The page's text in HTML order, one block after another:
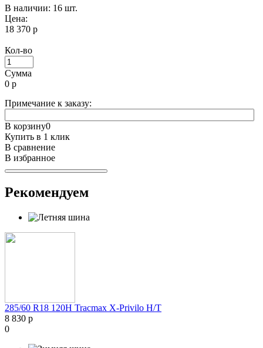
В наличии: 16 шт.
Цена:
18 370 р
Кол-во
Сумма
0 р
Примечание к заказу:
В корзину0
Купить в 1 клик
В сравнение
В избранное
Рекомендуем
285/60 R18 120H Tracmax X-Privilo H/T
8 830 р
0